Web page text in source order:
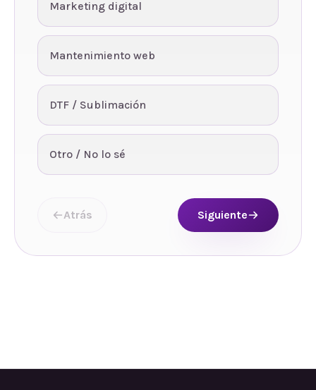
Marketing digital
Mantenimiento web
DTF / Sublimación
Otro / No lo sé
Atrás Siguiente